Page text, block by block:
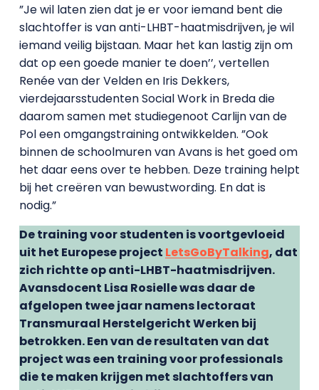
”Je wil laten zien dat je er voor iemand bent die
slachtoffer is van anti-LHBT-haatmisdrijven, je wil
iemand veilig bijstaan. Maar het kan lastig zijn om
dat op een goede manier te doen’’, vertellen
Renée van der Velden en Iris Dekkers,
vierdejaarsstudenten Social Work in Breda die
daarom samen met studiegenoot Carlijn van de
Pol een omgangstraining ontwikkelden. ”Ook
binnen de schoolmuren van Avans is het goed om
het daar eens over te hebben. Deze training helpt
bij het creëren van bewustwording. En dat is
nodig.”
De training voor studenten is voortgevloeid
uit het Europese project LetsGoByTalking, dat
zich richtte op anti-LHBT-haatmisdrijven.
Avansdocent Lisa Rosielle was daar de
afgelopen twee jaar namens lectoraat
Transmuraal Herstelgericht Werken bij
betrokken. Een van de resultaten van dat
project was een training voor professionals
die te maken krijgen met slachtoffers van